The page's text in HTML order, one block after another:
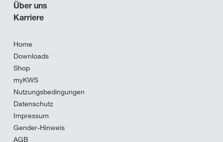
Über uns
Karriere
Home
Downloads
Shop
myKWS
Nutzungsbedingungen
Datenschutz
Impressum
Gender-Hinweis
AGB